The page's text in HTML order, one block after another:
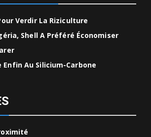
Verdir La Riziculture
Shell A Préféré Économiser
Enfin Au Silicium-Carbone